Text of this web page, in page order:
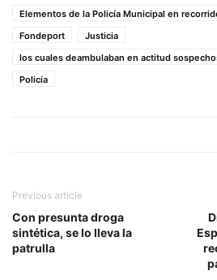
Elementos de la Policía Municipal en
Fondeport
Justicia
los cuales deambulaban en actitud
Policía
Previous article
Con presunta droga
sintética, se lo lleva la
patrulla